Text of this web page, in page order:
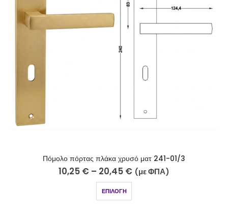
Πόμολο πόρτας πλάκα χρυσό ματ 241-01/3
10,25 € – 20,45 € (με ΦΠΑ)
ΕΠΙΛΟΓΉ